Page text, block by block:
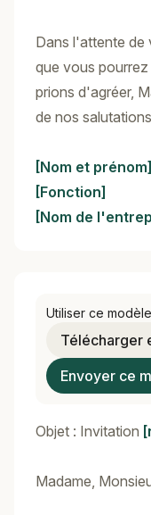
Dans l'attente de
que vous
prions d'agréer,
de nos
[Nom et prénom]
[Fonction]
[Nom de
Utiliser ce
Télécharger
Envoyer ce
Objet : Invitation
Madame,